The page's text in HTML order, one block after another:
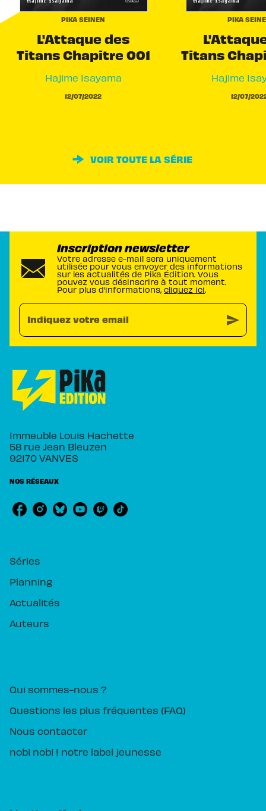
PIKA SEINEN
L'Attaque des
Titans Chapitre 001
Hajime Isayama
12/07/2022
PIKA
Titans
Hajime
12/07/
VOIR TOUTE LA SÉRIE
Inscription newsletter
Votre adresse e-mail sera uniquement
utilisée pour vous envoyer des informations
sur les actualités de Pika Édition. Vous
pouvez vous désinscrire à tout moment.
Pour plus d’informations, cliquez ici.
Indiquez votre email send
Immeuble Louis Hachette
58 rue Jean Bleuzen
92170 VANVES
NOS RÉSEAUX
Séries
Planning
Actualités
Auteurs
Qui sommes-nous ?
Questions les plus fréquentes (FAQ)
Nous contacter
nobi nobi ! notre label jeunesse